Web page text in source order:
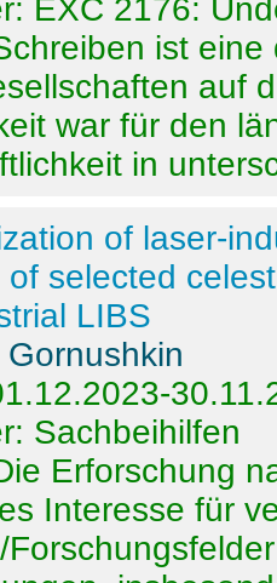
EXC 2176:
ist
auf
war für den
in
of laser-
of selected
LIBS
Sachbeihilfen
Erforschung
Interesse für